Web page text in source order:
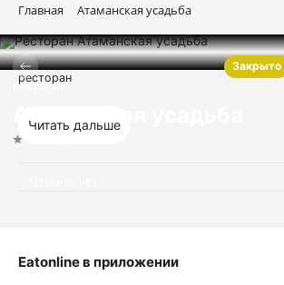
Вход / регистрация
Главная Атаманская усадьба
Закрыто
Ресторан
Атаманская усадьба
ресторан
Читать дальше
Eatonline в приложении